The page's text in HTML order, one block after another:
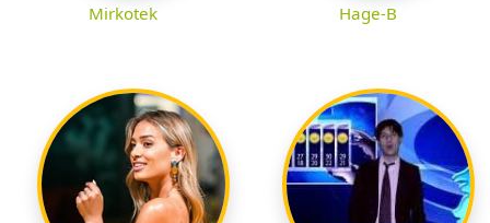
Mirkotek Hage-B